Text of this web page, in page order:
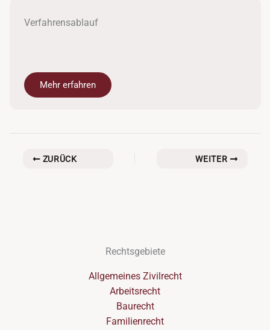
Verfahrensablauf
Mehr erfahren
ZURÜCK WEITER
Rechtsgebiete
Allgemeines Zivilrecht
Arbeitsrecht
Baurecht
Familienrecht